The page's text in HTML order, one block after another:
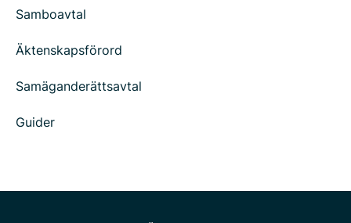
Samboavtal
Äktenskapsförord
Samäganderättsavtal
Guider